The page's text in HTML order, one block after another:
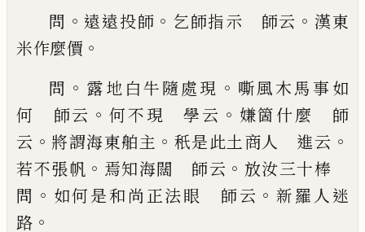
問 。遠遠投師 。 乞師指示 師云 。 漢東
米作麼價 。
問 。 露地白牛隨處現 。 嘶風木馬事如
何
師云 。 何不現 學云 。 嫌箇什麼 師
云 。 將謂海東舶主 。 秖是此土商人 進云 。
若不張帆 。 焉知海闊 師云 。 放汝三十棒
問 。 如何是和尚正法眼 師云 。新羅人迷
路 。